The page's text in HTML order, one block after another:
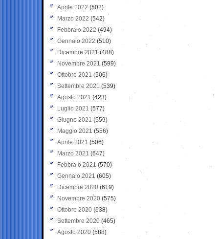
Aprile 2022 (502)
Marzo 2022 (542)
Febbraio 2022 (494)
Gennaio 2022 (510)
Dicembre 2021 (488)
Novembre 2021 (599)
Ottobre 2021 (506)
Settembre 2021 (539)
Agosto 2021 (423)
Luglio 2021 (577)
Giugno 2021(559)
Maggio 2021 (556)
Aprile 2021 (506)
Marzo 2021 (647)
Febbraio 2021 (570)
Gennaio 2021 (605)
Dicembre 2020 (619)
Novembre 2020 (575)
Ottobre 2020 (638)
Settembre 2020(465)
Agosto 2020 (588)